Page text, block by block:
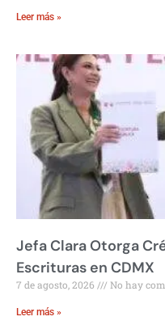
Leer más »
Jefa Clara Otorga
Escrituras en CDMX
7 de agosto, 2026 No hay
Leer más »